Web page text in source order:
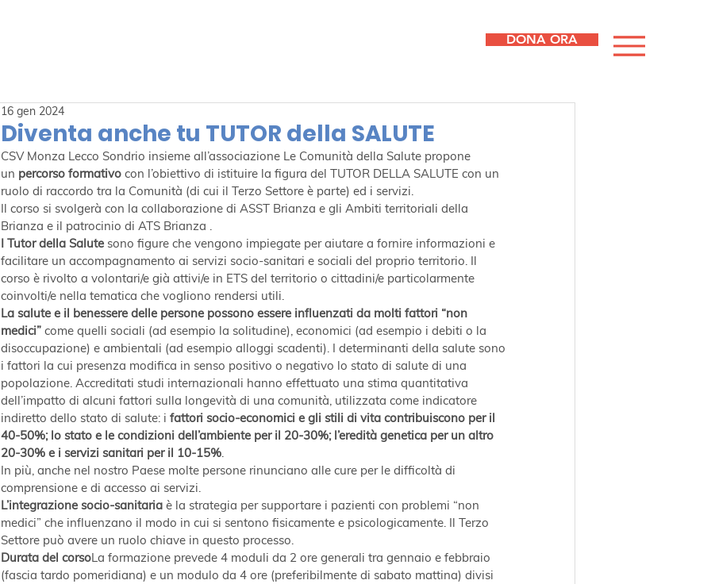
DONA ORA
Diventa anche tu TUTOR della SALUTE
16 gen 2024
CSV Monza Lecco Sondrio insieme all’associazione Le Comunità della Salute propone
un percorso formativo con l’obiettivo di istituire la figura del TUTOR DELLA SALUTE con un
ruolo di raccordo tra la Comunità (di cui il Terzo Settore è parte) ed i servizi.
Il corso si svolgerà con la collaborazione di ASST Brianza e gli Ambiti territoriali della
Brianza e il patrocinio di ATS Brianza .
I Tutor della Salute sono figure che vengono impiegate per aiutare a fornire informazioni e
facilitare un accompagnamento ai servizi socio-sanitari e sociali del proprio territorio. Il
corso è rivolto a volontari/e già attivi/e in ETS del territorio o cittadini/e particolarmente
coinvolti/e nella tematica che vogliono rendersi utili.
La salute e il benessere delle persone possono essere influenzati da molti fattori “non
medici” come quelli sociali (ad esempio la solitudine), economici (ad esempio i debiti o la
disoccupazione) e ambientali (ad esempio alloggi scadenti). I determinanti della salute sono
i fattori la cui presenza modifica in senso positivo o negativo lo stato di salute di una
popolazione. Accreditati studi internazionali hanno effettuato una stima quantitativa
dell’impatto di alcuni fattori sulla longevità di una comunità, utilizzata come indicatore
indiretto dello stato di salute: i fattori socio-economici e gli stili di vita contribuiscono per il
40-50%; lo stato e le condizioni dell’ambiente per il 20-30%; l’eredità genetica per un altro
20-30% e i servizi sanitari per il 10-15%.
In più, anche nel nostro Paese molte persone rinunciano alle cure per le difficoltà di
comprensione e di accesso ai servizi.
L’integrazione socio-sanitaria è la strategia per supportare i pazienti con problemi “non
medici” che influenzano il modo in cui si sentono fisicamente e psicologicamente. Il Terzo
Settore può avere un ruolo chiave in questo processo.
Durata del corsoLa formazione prevede 4 moduli da 2 ore generali tra gennaio e febbraio
(fascia tardo pomeridiana) e un modulo da 4 ore (preferibilmente di sabato mattina) divisi